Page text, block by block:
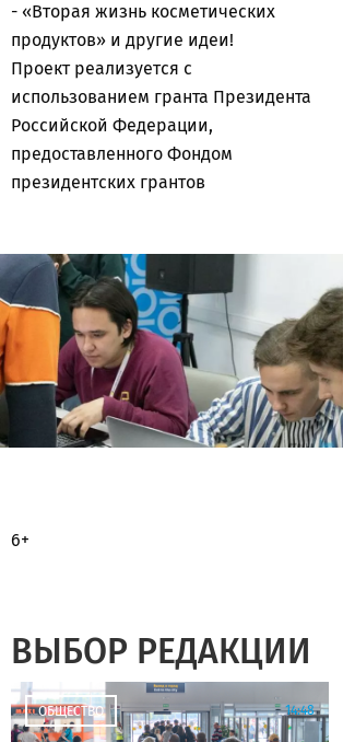
- «Вторая жизнь косметических
продуктов» и другие идеи!
Проект реализуется с
использованием гранта Президента
Российской Федерации,
предоставленного Фондом
президентских грантов
6+
ВЫБОР РЕДАКЦИИ
ОБЩЕСТВО 14:48